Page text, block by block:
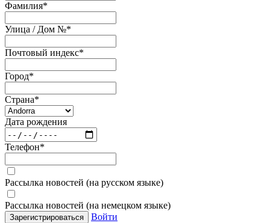
Фамилия*
Улица / Дом №*
Почтовый индекс*
Город*
Страна*
Дата рождения
Телефон*
Рассылка новостей (на русском языке)
Рассылка новостей (на немецком языке)
Зарегистрироваться Войти